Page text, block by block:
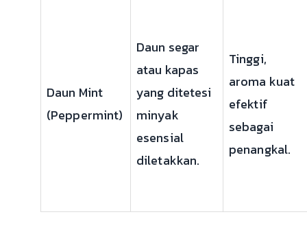
Daun Mint
(Peppermint)
Daun segar
atau kapas
yang ditetesi
minyak
esensial
diletakkan.
Tinggi,
aroma kuat
efektif
sebagai
penangkal.